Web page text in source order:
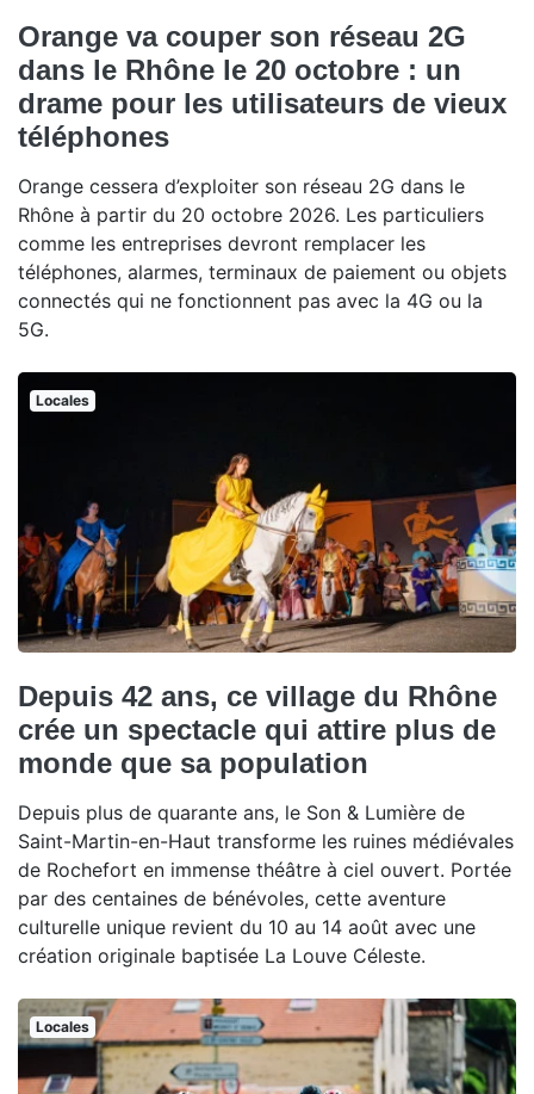
Orange va couper son réseau 2G
dans le Rhône le 20 octobre : un
drame pour les utilisateurs de vieux
téléphones
Orange cessera d’exploiter son réseau 2G dans le
Rhône à partir du 20 octobre 2026. Les particuliers
comme les entreprises devront remplacer les
téléphones, alarmes, terminaux de paiement ou objets
connectés qui ne fonctionnent pas avec la 4G ou la
5G.
Locales
Depuis 42 ans, ce village du Rhône
crée un spectacle qui attire plus de
monde que sa population
Depuis plus de quarante ans, le Son & Lumière de
Saint-Martin-en-Haut transforme les ruines médiévales
de Rochefort en immense théâtre à ciel ouvert. Portée
par des centaines de bénévoles, cette aventure
culturelle unique revient du 10 au 14 août avec une
création originale baptisée La Louve Céleste.
Locales